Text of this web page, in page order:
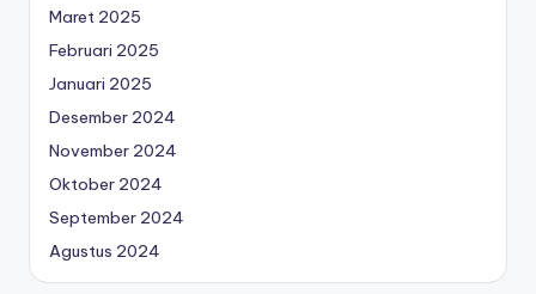
Maret 2025
Februari 2025
Januari 2025
Desember 2024
November 2024
Oktober 2024
September 2024
Agustus 2024